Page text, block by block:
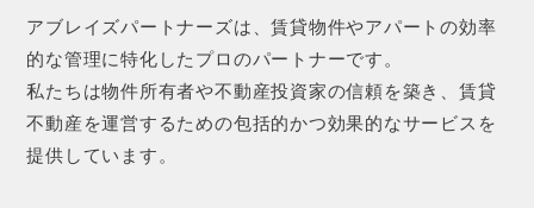
アブレイズパートナーズは、賃貸物件やアパートの効率
的な管理に特化したプロのパートナーです。
私たちは物件所有者や不動産投資家の信頼を築き、賃貸
不動産を運営するための包括的かつ効果的なサービスを
提供しています。